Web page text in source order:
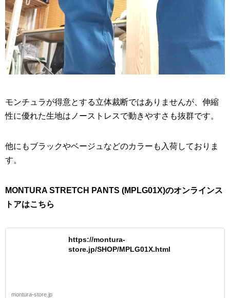
モンチュラが得意とする立体裁断ではありませんが、伸縮
性に優れた生地はノーストレスで動きやすさも抜群です。
他にもブラックやベージュなどのカラーも入荷しておりま
す。
MONTURA STRETCH PANTS (MPLG01X)のオンラインス
トアはこちら
https://montura-
store.jp/SHOP/MPLG01X.html
montura-store.jp